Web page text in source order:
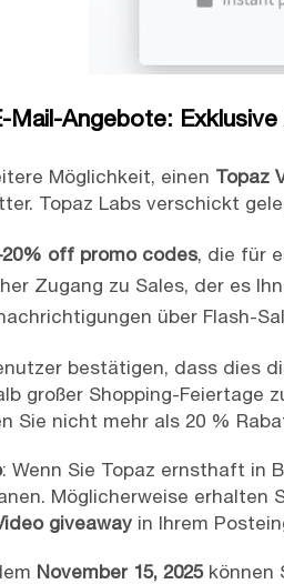
Mail-Angebote:
Möglichkeit, einen Topaz
Topaz Labs verschickt
off promo codes, die für
Zugang zu Sales, der es
über Flash-
bestätigen, dass dies
großer Shopping-Feiertage
Sie nicht mehr als 20 %
: Wenn Sie Topaz ernsthaft in
Möglicherweise erhalten
giveaway in Ihrem
November 15, 2025können